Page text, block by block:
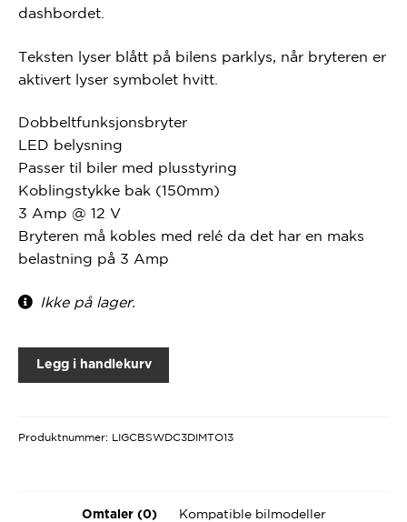
dashbordet.
Teksten lyser blått på bilens parklys, når bryteren er
aktivert lyser symbolet hvitt.
Dobbeltfunksjonsbryter
LED belysning
Passer til biler med plusstyring
Koblingstykke bak (150mm)
3 Amp @ 12 V
Bryteren må kobles med relé da det har en maks
belastning på 3 Amp
Ikke på lager.
Legg i handlekurv
Produktnummer: LIGCBSWDC3DIMTO13
Omtaler (0) Kompatible bilmodeller